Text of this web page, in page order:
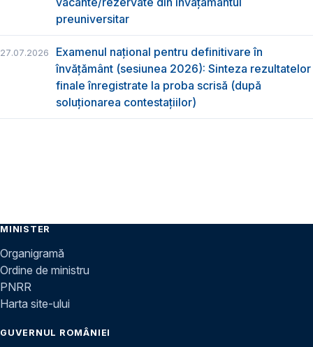
preuniversitar
27.07.2026
Examenul național pentru definitivare în
învățământ (sesiunea 2026): Sinteza rezultatelor
finale înregistrate la proba scrisă (după
soluționarea contestațiilor)
MINISTER
Organigramă
Ordine de ministru
PNRR
Harta site-ului
GUVERNUL ROMÂNIEI